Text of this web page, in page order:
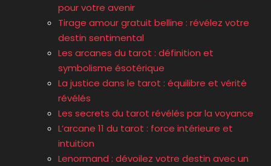
pour votre avenir
Tirage amour gratuit belline : révélez votre
destin sentimental
Les arcanes du tarot : définition et
symbolisme ésotérique
La justice dans le tarot : équilibre et vérité
révélés
Les secrets du tarot révélés par la voyance
L’arcane 11 du tarot : force intérieure et
intuition
Lenormand : dévoilez votre destin avec un